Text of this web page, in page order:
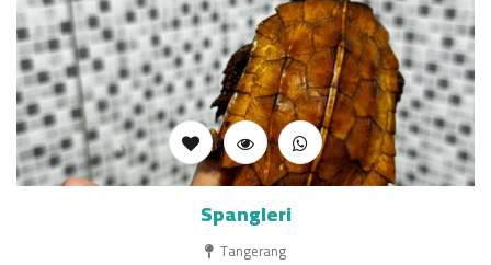
Spangleri
Tangerang